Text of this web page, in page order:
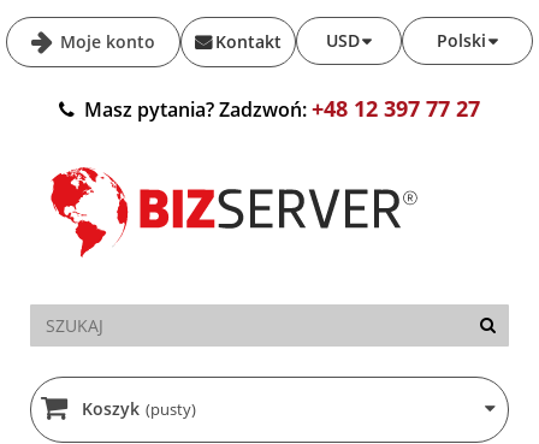
Moje konto Polski
USD
Kontakt
Masz pytania? Zadzwoń:+48 12 397 77 27
Koszyk (pusty)